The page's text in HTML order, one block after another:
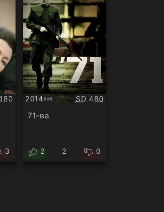
3
2014SUB
Субтитри Качество:
SD 480
71-ва
2 2 0